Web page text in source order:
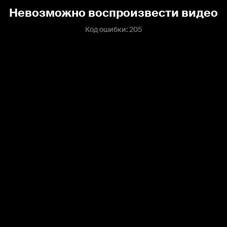
Невозможно воспроизвести видео
Код ошибки: 205